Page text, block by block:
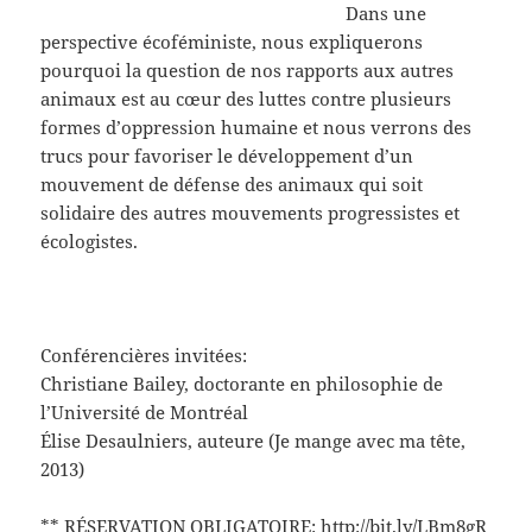
Dans une
perspective écoféministe, nous expliquerons
pourquoi la question de nos rapports aux autres
animaux est au cœur des luttes contre plusieurs
formes d’oppression humaine et nous verrons des
trucs pour favoriser le développement d’un
mouvement de défense des animaux qui soit
solidaire des autres mouvements progressistes et
écologistes.
Conférencières invitées:
Christiane Bailey, doctorante en philosophie de
l’Université de Montréal
Élise Desaulniers, auteure (Je mange avec ma tête,
2013)
** RÉSERVATION OBLIGATOIRE:http://bit.ly/LBm8gR